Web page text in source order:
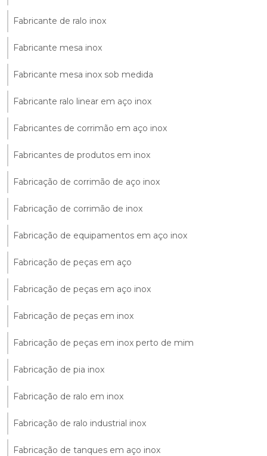
Fabricante de ralo inox
Fabricante mesa inox
Fabricante mesa inox sob medida
Fabricante ralo linear em aço inox
Fabricantes de corrimão em aço inox
Fabricantes de produtos em inox
Fabricação de corrimão de aço inox
Fabricação de corrimão de inox
Fabricação de equipamentos em aço inox
Fabricação de peças em aço
Fabricação de peças em aço inox
Fabricação de peças em inox
Fabricação de peças em inox perto de mim
Fabricação de pia inox
Fabricação de ralo em inox
Fabricação de ralo industrial inox
Fabricação de tanques em aço inox